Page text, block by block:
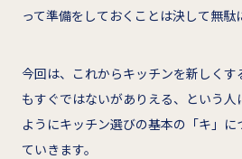
って準備をしておくことは決して無駄
今回は、これからキッチンを新しくす
もすぐではないがありえる、という人
ようにキッチン選びの基本の「キ」
ていきます。